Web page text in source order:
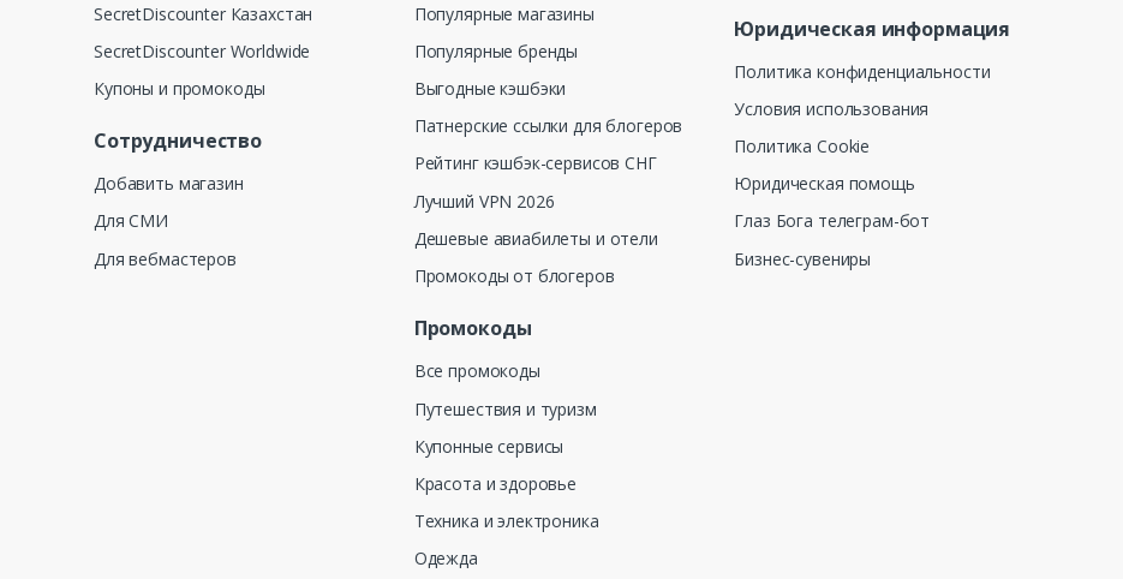
SecretDiscounter Казахстан
SecretDiscounter Worldwide
Купоны и промокоды
Сотрудничество
Добавить магазин
Для СМИ
Для вебмастеров
Популярные магазины
Популярные бренды
Выгодные кэшбэки
Патнерские ссылки для блогеров
Рейтинг кэшбэк-сервисов СНГ
Лучший VPN 2026
Дешевые авиабилеты и отели
Промокоды от блогеров
Промокоды
Все промокоды
Путешествия и туризм
Купонные сервисы
Красота и здоровье
Техника и электроника
Одежда
Юридическая информация
Политика конфиденциальности
Условия использования
Политика Cookie
Юридическая помощь
Глаз Бога телеграм-бот
Бизнес-сувениры